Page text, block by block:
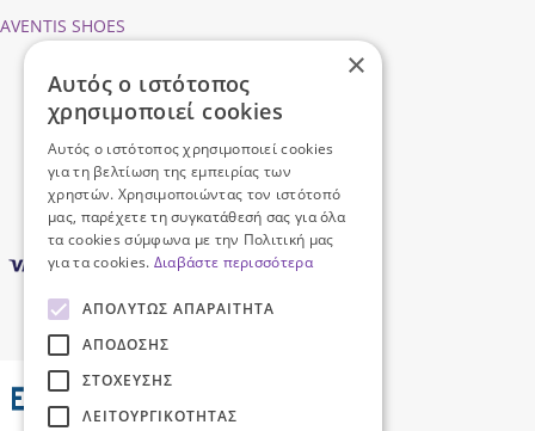
AVENTIS SHOES
Ασφάλεια Συναλλαγών
Προσωπικά Δεδομένα
Όροι Χρήσης
×
Αυτός ο ιστότοπος
χρησιμοποιεί cookies
Αυτός ο ιστότοπος χρησιμοποιεί cookies
για τη βελτίωση της εμπειρίας των
χρηστών. Χρησιμοποιώντας τον ιστότοπό
μας, παρέχετε τη συγκατάθεσή σας για όλα
τα cookies σύμφωνα με την Πολιτική μας
για τα cookies. Διαβάστε περισσότερα
ΑΠΟΛΎΤΩΣ ΑΠΑΡΑΊΤΗΤΑ
ΑΠΌΔΟΣΗΣ
ΣΤΌΧΕΥΣΗΣ
ΛΕΙΤΟΥΡΓΙΚΌΤΗΤΑΣ